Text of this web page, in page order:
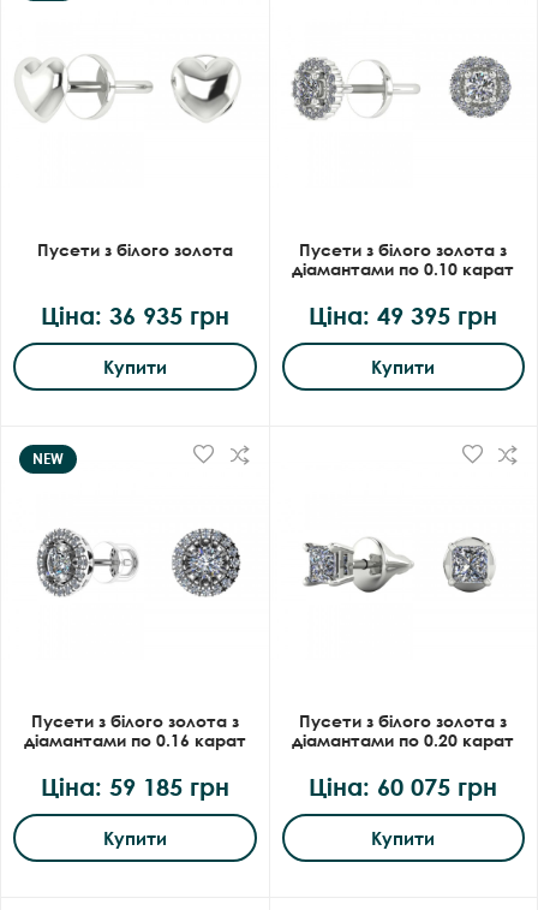
Пусети з білого золота
Ціна: 36 935 грн
Купити
Пусети з білого золота з
діамантами по 0.10 карат
Ціна: 49 395 грн
Купити
NEW
Пусети з білого золота з
діамантами по 0.16 карат
Ціна: 59 185 грн
Купити
Пусети з білого золота з
діамантами по 0.20 карат
Ціна: 60 075 грн
Купити